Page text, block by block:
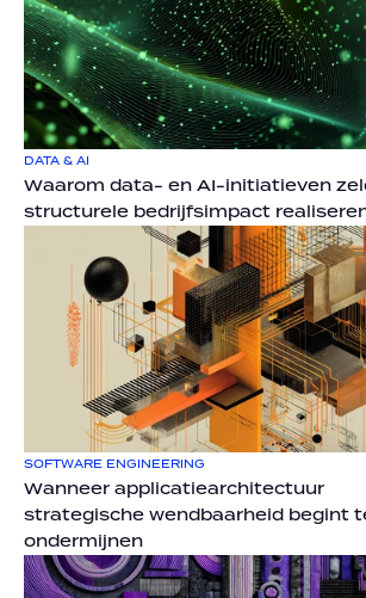
DATA & AI
Waarom data- en AI-initiatieven
structurele bedrijfsimpact
SOFTWARE ENGINEERING
Wanneer applicatiearchitectuur
strategische wendbaarheid begint
ondermijnen